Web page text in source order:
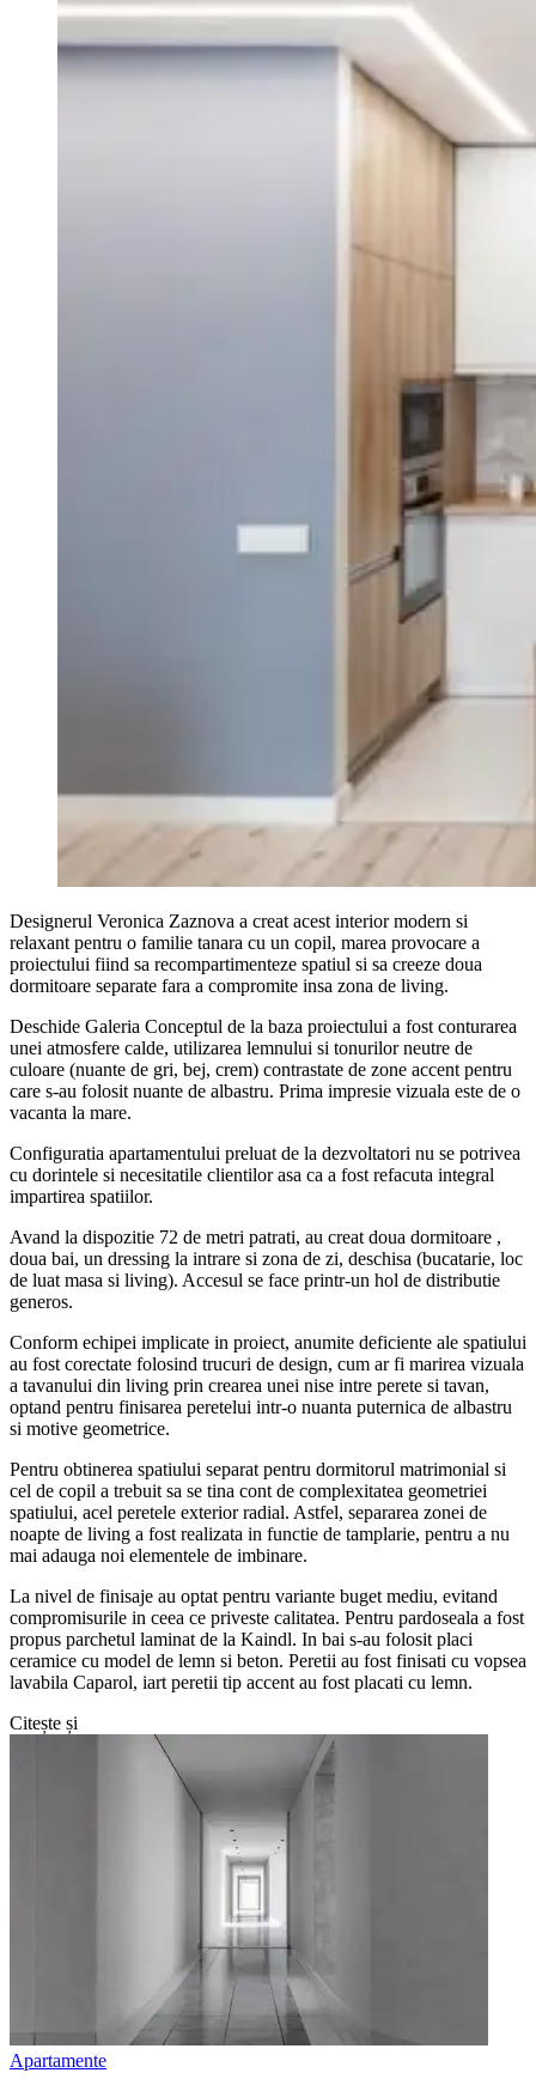
Designerul Veronica Zaznova a creat acest interior modern si
relaxant pentru o familie tanara cu un copil, marea provocare a
proiectului fiind sa recompartimenteze spatiul si sa creeze doua
dormitoare separate fara a compromite insa zona de living.
Deschide Galeria Conceptul de la baza proiectului a fost conturarea
unei atmosfere calde, utilizarea lemnului si tonurilor neutre de
culoare (nuante de gri, bej, crem) contrastate de zone accent pentru
care s-au folosit nuante de albastru. Prima impresie vizuala este de o
vacanta la mare.
Configuratia apartamentului preluat de la dezvoltatori nu se potrivea
cu dorintele si necesitatile clientilor asa ca a fost refacuta integral
impartirea spatiilor.
Avand la dispozitie 72 de metri patrati, au creat doua dormitoare ,
doua bai, un dressing la intrare si zona de zi, deschisa (bucatarie, loc
de luat masa si living). Accesul se face printr-un hol de distributie
generos.
Conform echipei implicate in proiect, anumite deficiente ale spatiului
au fost corectate folosind trucuri de design, cum ar fi marirea vizuala
a tavanului din living prin crearea unei nise intre perete si tavan,
optand pentru finisarea peretelui intr-o nuanta puternica de albastru
si motive geometrice.
Pentru obtinerea spatiului separat pentru dormitorul matrimonial si
cel de copil a trebuit sa se tina cont de complexitatea geometriei
spatiului, acel peretele exterior radial. Astfel, separarea zonei de
noapte de living a fost realizata in functie de tamplarie, pentru a nu
mai adauga noi elementele de imbinare.
La nivel de finisaje au optat pentru variante buget mediu, evitand
compromisurile in ceea ce priveste calitatea. Pentru pardoseala a fost
propus parchetul laminat de la Kaindl. In bai s-au folosit placi
ceramice cu model de lemn si beton. Peretii au fost finisati cu vopsea
lavabila Caparol, iart peretii tip accent au fost placati cu lemn.
Citește și
Apartamente